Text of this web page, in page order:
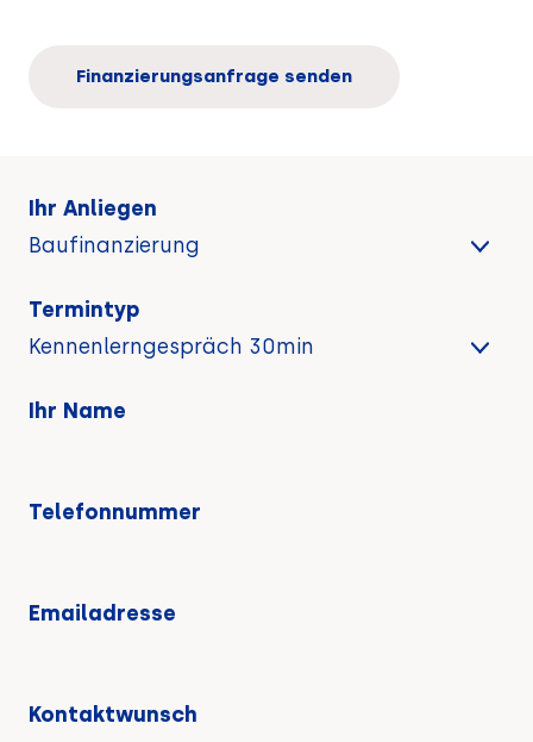
Finanzierungsanfrage senden
Ihr Anliegen
Termintyp
Ihr Name
Telefonnummer
Emailadresse
Kontaktwunsch